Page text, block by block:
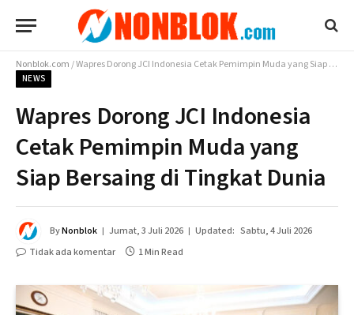
Nonblok.com/Wapres Dorong JCI Indonesia Cetak Pemimpin Muda yang Siap Bersaing di Tingkat Dunia
NEWS
Wapres Dorong JCI Indonesia
Cetak Pemimpin Muda yang
Siap Bersaing di Tingkat Dunia
ByNonblok Jumat, 3 Juli 2026 Updated: Sabtu, 4 Juli 2026
Tidak ada komentar
1 Min Read